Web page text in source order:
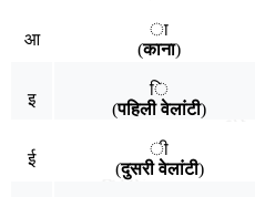
आ
ा
(काना)
इ
ि
(पहिली वेलांटी)
ई
ी
(दुसरी वेलांटी)